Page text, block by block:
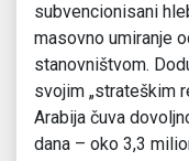
subvencionisani
masovno umiranje
stanovništvom.
svojim „strateškim
Arabija čuva
dana – oko 3,3